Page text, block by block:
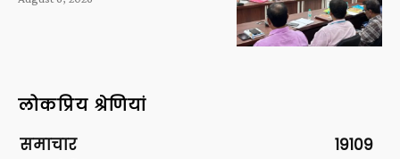
लोकप्रिय श्रेणियां
समाचार
19109